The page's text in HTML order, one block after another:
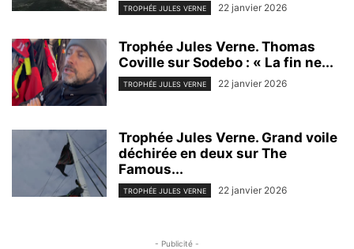
TROPHÉE JULES VERNE 22 janvier 2026
Trophée Jules Verne. Thomas
Coville sur Sodebo : « La fin ne...
TROPHÉE JULES VERNE 22 janvier 2026
Trophée Jules Verne. Grand voile
déchirée en deux sur The
Famous...
TROPHÉE JULES VERNE 22 janvier 2026
- Publicité -